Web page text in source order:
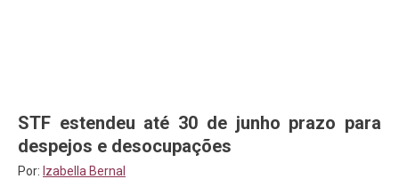
STF estendeu até 30 de junho prazo para
despejos e desocupações
Por: Izabella Bernal